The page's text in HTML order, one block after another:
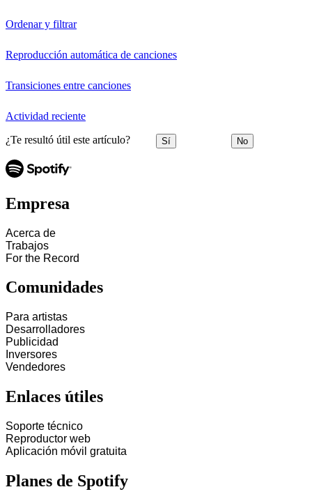
Ordenar y filtrar
Reproducción automática de canciones
Transiciones entre canciones
Actividad reciente
¿Te resultó útil este artículo? Sí No
Empresa
Acerca de
Trabajos
For the Record
Comunidades
Para artistas
Desarrolladores
Publicidad
Inversores
Vendedores
Enlaces útiles
Soporte técnico
Reproductor web
Aplicación móvil gratuita
Planes de Spotify